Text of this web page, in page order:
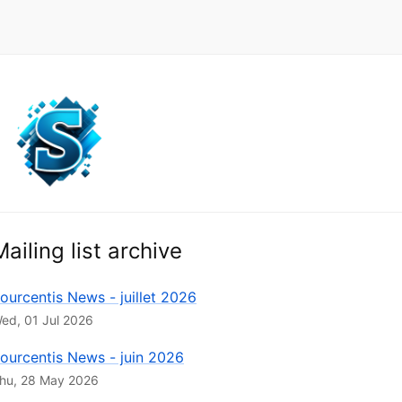
list archive
News - juillet 2026
01 Jul 2026
News - juin 2026
28 May 2026